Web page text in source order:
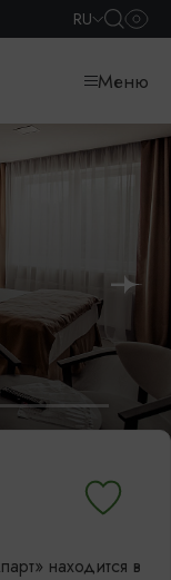
RU
Меню
находится в